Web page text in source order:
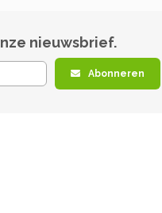
nieuwsbrief.
Abonneren